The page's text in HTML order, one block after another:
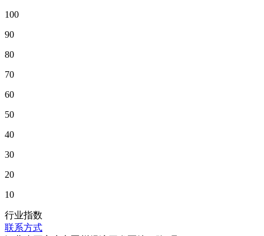
100
90
80
70
60
50
40
30
20
10
行业指数
联系方式